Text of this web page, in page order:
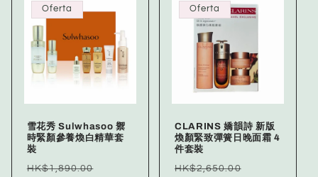
Oferta
雪花秀 Sulwhasoo 禦
時緊顏參養煥白精華套
裝
Precio
HK$1,890.00
Oferta
CLARINS 嬌韻詩 新版
煥顏緊致彈簧日晚面霜 4
件套裝
Precio
HK$2,650.00